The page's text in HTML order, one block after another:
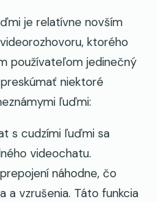
je relatívne novším
ktorého
používateľom jedinečný
niektoré
ľuďmi:
s cudzími ľuďmi sa
videochatu.
náhodne, čo
a vzrušenia. Táto funkcia